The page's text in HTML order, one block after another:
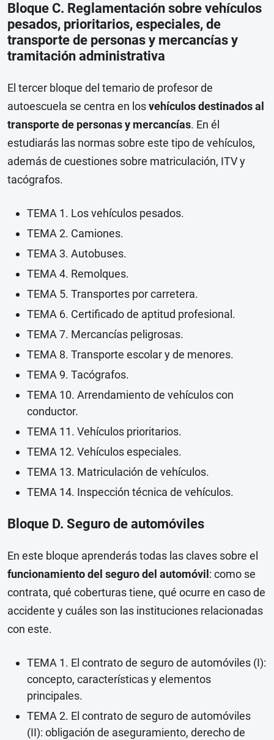
Bloque C. Reglamentación sobre vehículos
pesados, prioritarios, especiales, de
transporte de personas y mercancías y
tramitación administrativa
El tercer bloque del temario de profesor de
autoescuela se centra en losvehículos destinados al
transporte de personas y mercancías. En él
estudiarás las normas sobre este tipo de vehículos,
además de cuestiones sobre matriculación, ITV y
tacógrafos.
TEMA 1. Los vehículos pesados.
TEMA 2. Camiones.
TEMA 3. Autobuses.
TEMA 4. Remolques.
TEMA 5. Transportes por carretera.
TEMA 6. Certificado de aptitud profesional.
TEMA 7. Mercancías peligrosas.
TEMA 8. Transporte escolar y de menores.
TEMA 9. Tacógrafos.
TEMA 10. Arrendamiento de vehículos con
conductor.
TEMA 11. Vehículos prioritarios.
TEMA 12. Vehículos especiales.
TEMA 13. Matriculación de vehículos.
TEMA 14. Inspección técnica de vehículos.
Bloque D. Seguro de automóviles
En este bloque aprenderás todas las claves sobre el
funcionamiento del seguro del automóvil : como se
contrata, qué coberturas tiene, qué ocurre en caso de
accidente y cuáles son las instituciones relacionadas
con este.
TEMA 1. El contrato de seguro de automóviles (I):
concepto, características y elementos
principales.
TEMA 2. El contrato de seguro de automóviles
(II): obligación de aseguramiento, derecho de